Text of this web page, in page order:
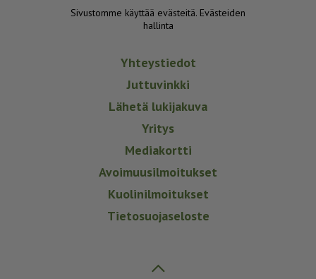
Sivustomme käyttää evästeitä. Evästeiden
hallinta
Yhteystiedot
Juttuvinkki
Lähetä lukijakuva
Yritys
Mediakortti
Avoimuusilmoitukset
Kuolinilmoitukset
Tietosuojaseloste